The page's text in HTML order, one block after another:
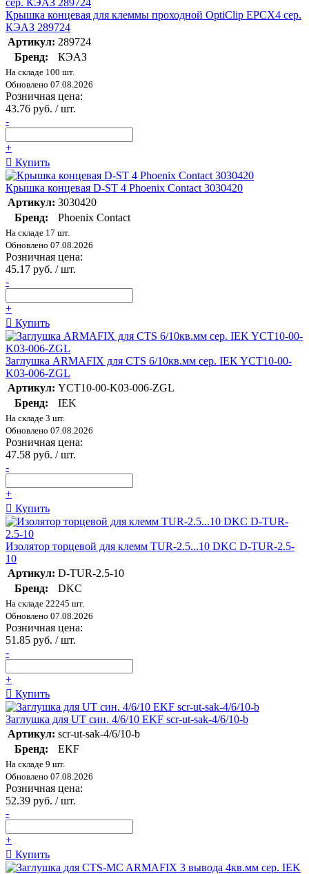
Крышка концевая для клеммы проходной OptiClip EPCX4 сер.
КЭАЗ 289724
Артикул: 289724
Бренд:
КЭАЗ
На складе 100 шт.
Обновлено 07.08.2026
Розничная цена:
43.76 руб. / шт.
-
+
Купить
Крышка концевая D-ST 4 Phoenix Contact 3030420
Артикул: 3030420
Бренд:
Phoenix Contact
На складе 17 шт.
Обновлено 07.08.2026
Розничная цена:
45.17 руб. / шт.
-
+
Купить
Заглушка ARMAFIX для CTS 6/10кв.мм сер. IEK YCT10-00-
K03-006-ZGL
Артикул: YCT10-00-K03-006-ZGL
Бренд:
IEK
На складе 3 шт.
Обновлено 07.08.2026
Розничная цена:
47.58 руб. / шт.
-
+
Купить
Изолятор торцевой для клемм TUR-2.5...10 DKC D-TUR-2.5-
10
Артикул: D-TUR-2.5-10
Бренд:
DKC
На складе 22245 шт.
Обновлено 07.08.2026
Розничная цена:
51.85 руб. / шт.
-
+
Купить
Заглушка для UT син. 4/6/10 EKF scr-ut-sak-4/6/10-b
Артикул: scr-ut-sak-4/6/10-b
Бренд:
EKF
На складе 9 шт.
Обновлено 07.08.2026
Розничная цена:
52.39 руб. / шт.
-
+
Купить